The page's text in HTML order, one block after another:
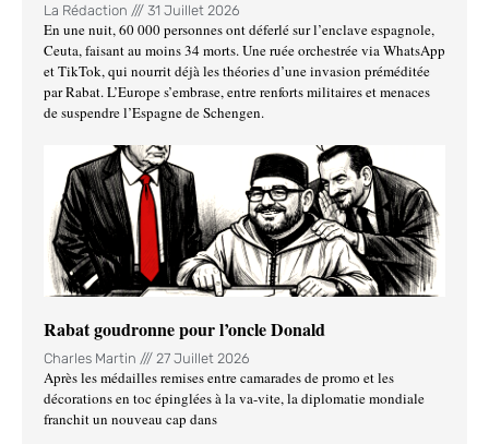
La Rédaction 31 Juillet 2026
En une nuit, 60 000 personnes ont déferlé sur l’enclave espagnole,
Ceuta, faisant au moins 34 morts. Une ruée orchestrée via WhatsApp
et TikTok, qui nourrit déjà les théories d’une invasion préméditée
par Rabat. L’Europe s’embrase, entre renforts militaires et menaces
de suspendre l’Espagne de Schengen.
Rabat goudronne pour l’oncle Donald
Charles Martin 27 Juillet 2026
Après les médailles remises entre camarades de promo et les
décorations en toc épinglées à la va-vite, la diplomatie mondiale
franchit un nouveau cap dans